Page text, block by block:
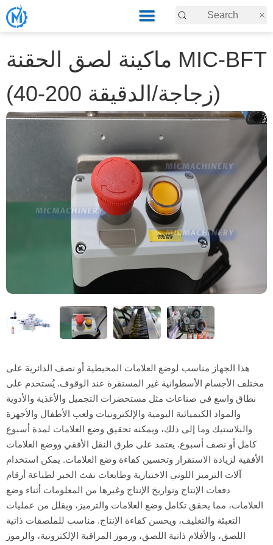
ماكينة لصق الحقنة MIC-BFT
(40-200 زجاجة/الدقيقة)
هذا الجهاز مناسب لوضع العلامات المحيطية أو نصف الدائرية على
مختلف الأجسام الأسطوانية غير المستقرة عند الوقوف. يُستخدم على
نطاق واسع في صناعات مثل مستحضرات التجميل والأغذية والأدوية
والمواد الكيميائية اليومية والإلكترونيات ولعب الأطفال والأجهزة
والبلاستيك وما إلى ذلك، ويمكنه تحقيق وضع العلامات لمدة أسبوع
كامل أو نصف أسبوع. يعتمد على طرق النقل الأفقي ووضع العلامات
الأفقية لزيادة الاستقرار وتحسين كفاءة وضع العلامات. يمكن استخدام
آلات الترميز اللوني الاختيارية وطابعات نفث الحبر لطباعة أرقام
دفعات الإنتاج وتواريخ الإنتاج وغيرها من المعلومات أثناء وضع
العلامات، مما يحقق تكامل وضع العلامات والترميز، ويقلل من عمليات
التعبئة والتغليف، ويحسن كفاءة الإنتاج. مناسب للملصقات ذاتية
اللصق، والأفلام ذاتية اللصق، ورموز المراقبة الإلكترونية، والرموز